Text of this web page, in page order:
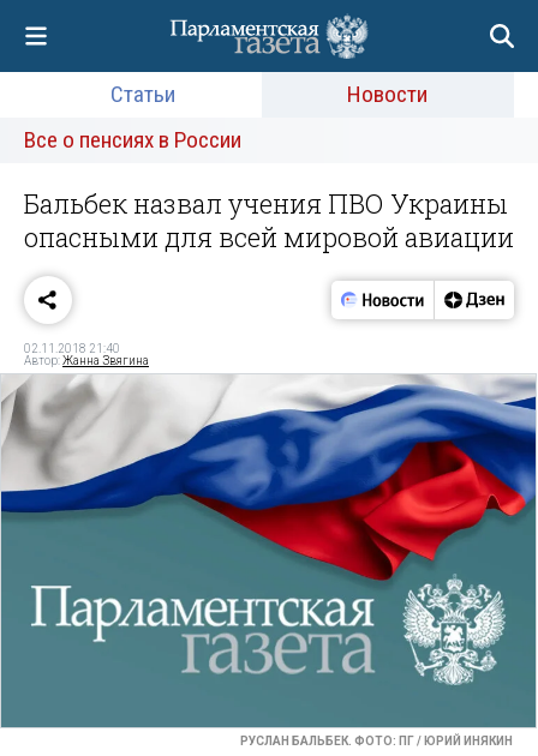
Статьи
Новости
Все о пенсиях в России
Бальбек назвал учения ПВО Украины
опасными для всей мировой авиации
02.11.2018 21:40
Автор:Жанна Звягина
РУСЛАН БАЛЬБЕК. ФОТО: ПГ / ЮРИЙ ИНЯКИН